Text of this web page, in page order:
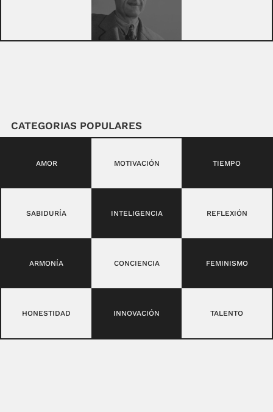
CATEGORIAS POPULARES
AMOR MOTIVACIÓN TIEMPO
SABIDURÍA INTELIGENCIA REFLEXIÓN
ARMONÍA CONCIENCIA FEMINISMO
HONESTIDAD INNOVACIÓN TALENTO